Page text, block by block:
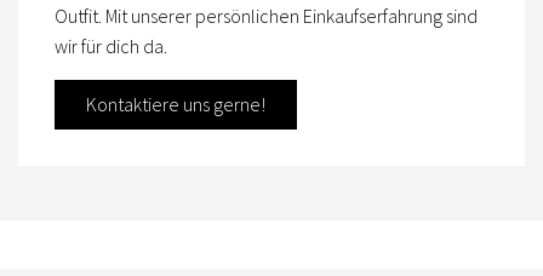
Outfit. Mit unserer persönlichen Einkaufserfahrung sind
wir für dich da.
Kontaktiere uns gerne!